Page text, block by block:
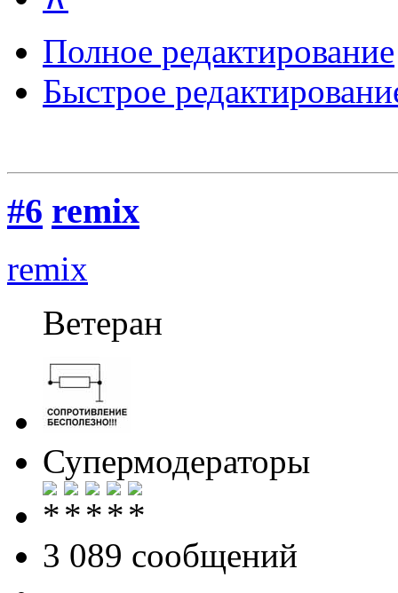
Полное редактирование
Быстрое
#6 remix
remix
Ветеран
Супермодераторы
3 089 cообщений